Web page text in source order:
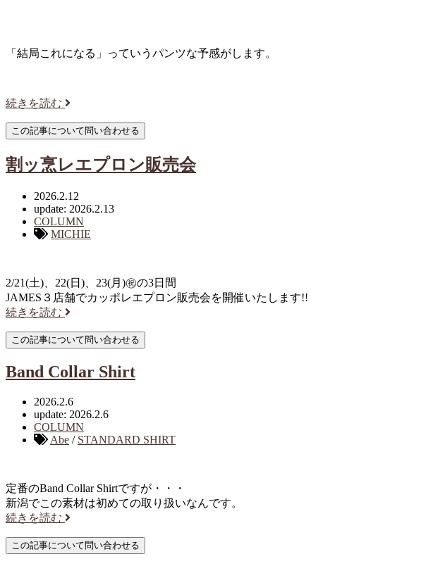
「結局これになる」っていうパンツな予感がします。
続きを読む
割ッ烹レエプロン販売会
2026.2.12
update: 2026.2.13
COLUMN
MICHIE
2/21(土)、22(日)、23(月)㊗︎の3日間
JAMES３店舗でカッポレエプロン販売会を開催いたします!!
続きを読む
Band Collar Shirt
2026.2.6
update: 2026.2.6
COLUMN
Abe / STANDARD SHIRT
定番のBand Collar Shirtですが・・・
新潟でこの素材は初めての取り扱いなんです。
続きを読む